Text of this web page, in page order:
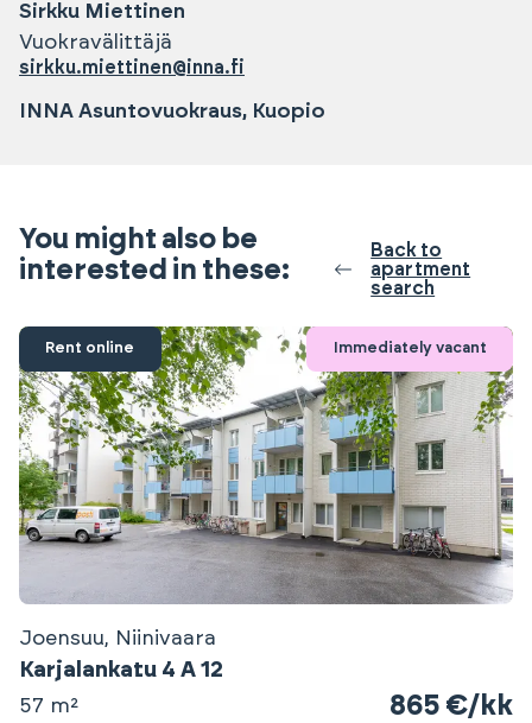
Sirkku Miettinen
Vuokravälittäjä
sirkku.miettinen@inna.fi
INNA Asuntovuokraus, Kuopio
You might also be
interested in these:
Back to
apartment
search
Rent online Immediately vacant
Joensuu, Niinivaara
Karjalankatu 4 A 12
57 m² 865 €/kk